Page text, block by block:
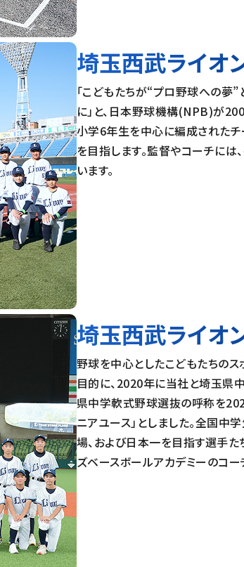
埼玉西武ライオ
「こどもたちが“プロ野球への夢
に」と、日本野球機構(NPB)が
小学6年生を中心に編成されたチ
を目指します。監督やコーチに
います。
埼玉西武ライオ
野球を中心としたこどもたちの
目的に、2020年に当社と埼玉県
県中学軟式野球選抜の呼称を
ニアユース」としました。全国
場、および日本一を目指す選手た
ズベースボールアカデミーのコー